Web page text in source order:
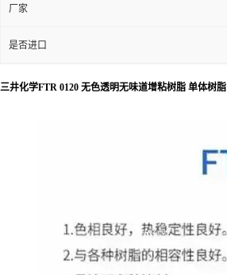
厂家
是否进口
三井化学FTR 0120 无色透明无味道增粘树脂 单体树脂